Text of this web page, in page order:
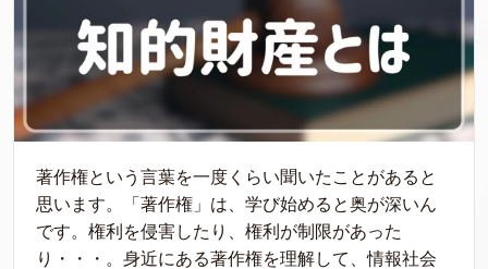
著作権という言葉を一度くらい聞いたことがあると
思います。「著作権」は、学び始めると奥が深いん
です。権利を侵害したり、権利が制限があった
り・・・。身近にある著作権を理解して、情報社会